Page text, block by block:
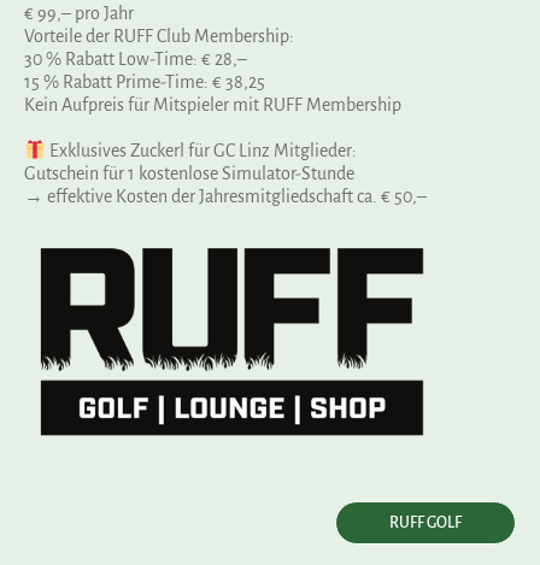
€ 99,– pro Jahr
Vorteile der RUFF Club Membership:
30 % Rabatt Low-Time: € 28,–
15 % Rabatt Prime-Time: € 38,25
Kein Aufpreis für Mitspieler mit RUFF Membership
Exklusives Zuckerl für GC Linz Mitglieder:
Gutschein für 1 kostenlose Simulator-Stunde
→ effektive Kosten der Jahresmitgliedschaft ca. € 50,–
RUFF GOLF